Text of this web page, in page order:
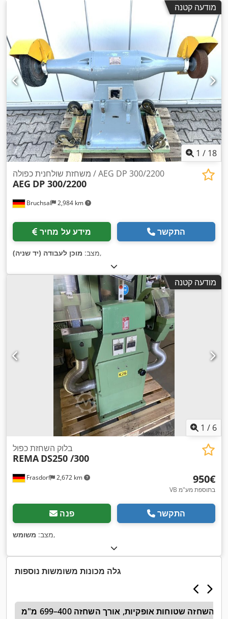
מודעה קטנה
1 / 18
Bruchsal 2,984 km
משחזת שולחנית כפולה / AEG DP 300/2200
AEG DP 300/2200
מידע על מחיר התקשר
מצב: מוכן לעבודה (יד שניה) ,
מודעה קטנה
1 / 6
Frasdorf 2,672 km
בלוק השחזת כפול
REMA DS250 /300
‏950 ‏€
VB בתוספת מע"מ
פנה התקשר
מצב: משומש ,
גלה מכונות משומשות נוספות
השחזה שטוחות אופקיות, אורך השחזה 400–699 מ"מ